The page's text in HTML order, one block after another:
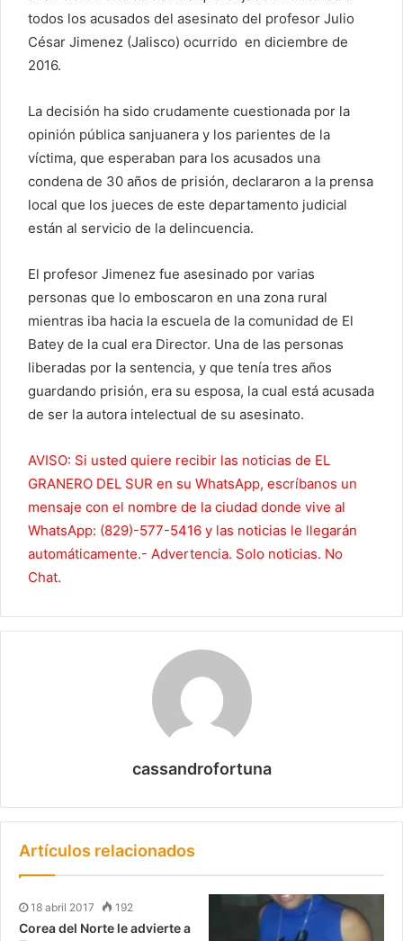
todos los acusados del asesinato del profesor Julio
César Jimenez (Jalisco) ocurrido en diciembre de
2016.
La decisión ha sido crudamente cuestionada por la
opinión pública sanjuanera y los parientes de la
víctima, que esperaban para los acusados una
condena de 30 años de prisión, declararon a la prensa
local que los jueces de este departamento judicial
están al servicio de la delincuencia.
El profesor Jimenez fue asesinado por varias
personas que lo emboscaron en una zona rural
mientras iba hacia la escuela de la comunidad de El
Batey de la cual era Director. Una de las personas
liberadas por la sentencia, y que tenía tres años
guardando prisión, era su esposa, la cual está acusada
de ser la autora intelectual de su asesinato.
AVISO: Si usted quiere recibir las noticias de EL
GRANERO DEL SUR en su WhatsApp, escríbanos un
mensaje con el nombre de la ciudad donde vive al
WhatsApp: (829)-577-5416 y las noticias le llegarán
automáticamente.- Advertencia. Solo noticias. No
Chat.
cassandrofortuna
Artículos relacionados
18 abril 2017 192
Corea del Norte le advierte a